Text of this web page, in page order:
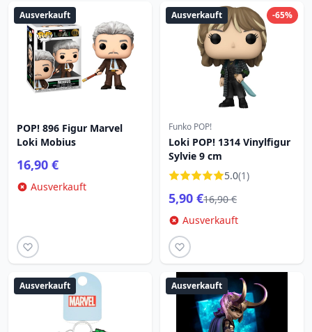
Ausverkauft
POP! 896 Figur Marvel
Loki Mobius
16,90 €
Ausverkauft
-65%
Ausverkauft
Funko POP!
Loki POP! 1314 Vinylfigur
Sylvie 9 cm
5.0(1)
5,90 €16,90 €
Ausverkauft
Ausverkauft Ausverkauft